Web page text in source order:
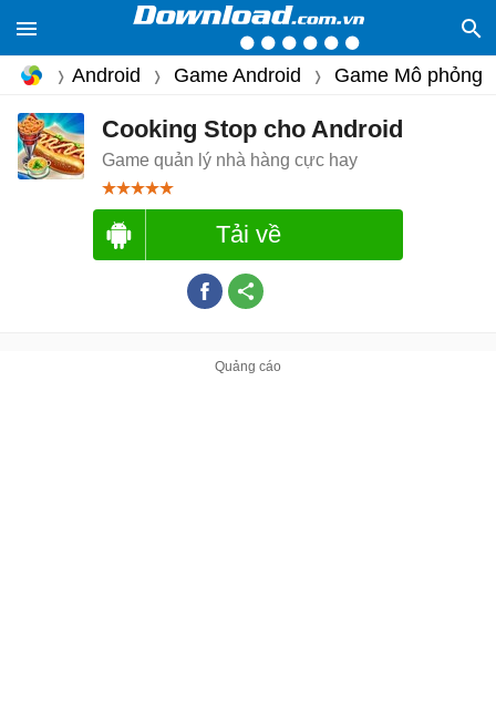
Android Game Android Game Mô phỏng
Cooking Stop cho Android
Game quản lý nhà hàng cực hay
Tải về